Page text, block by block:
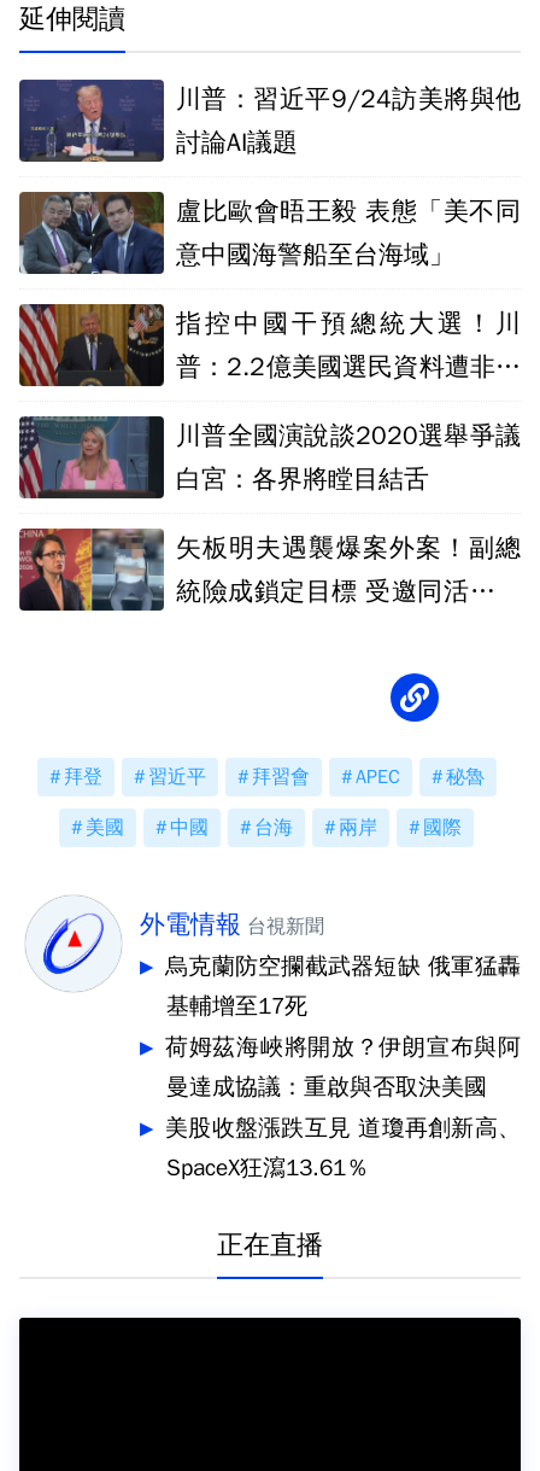
延伸閱讀
川普：習近平9/24訪美將與他
討論AI議題
盧比歐會晤王毅 表態「美不同
意中國海警船至台海域」
指控中國干預總統大選！川
普：2.2億美國選民資料遭非法
川普全國演說談2020選舉爭議
白宮：各界將瞠目結舌
矢板明夫遇襲爆案外案！副總
統險成鎖定目標 受邀同活動因
拜登 習近平 拜習會 APEC 秘魯
美國 中國 台海 兩岸 國際
外電情報 台視新聞
烏克蘭防空攔截武器短缺 俄軍猛轟
基輔增至17死
荷姆茲海峽將開放？伊朗宣布與阿
曼達成協議：重啟與否取決美國
美股收盤漲跌互見 道瓊再創新高、
SpaceX狂瀉13.61％
正在直播